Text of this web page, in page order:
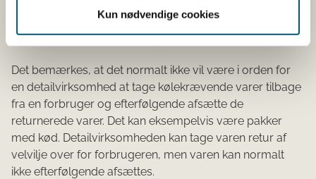
Kun nødvendige cookies
Detailvirksomheden kan efterfølgende afsætte de
returnerede produkter som normalt, når
Det bemærkes, at det normalt ikke vil være i orden for
en detailvirksomhed at tage kølekrævende varer tilbage
fra en forbruger og efterfølgende afsætte de
returnerede varer. Det kan eksempelvis være pakker
med kød. Detailvirksomheden kan tage varen retur af
velvilje over for forbrugeren, men varen kan normalt
ikke efterfølgende afsættes.